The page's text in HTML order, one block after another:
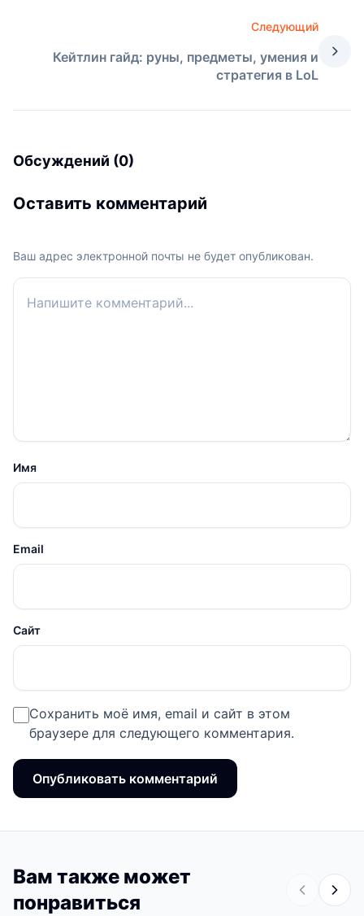
Следующий
Кейтлин гайд: руны, предметы, умения и
стратегия в LoL
Обсуждений (0)
Оставить комментарий
Ваш адрес электронной почты не будет опубликован.
Ваш комментарий
Имя
Email
Сайт
Сохранить моё имя, email и сайт в этом
браузере для следующего комментария.
Вам также может
понравиться